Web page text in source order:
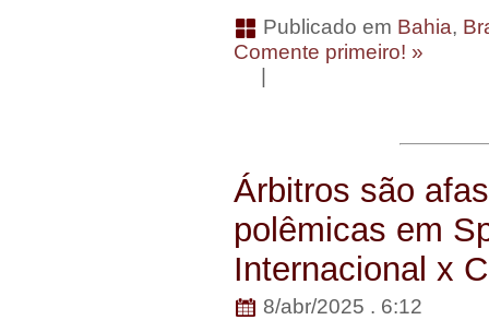
Publicado em Bahia,
Comente primeiro! »
|
Árbitros são
polêmicas em
Internacional x
8/abr/2025 . 6:12